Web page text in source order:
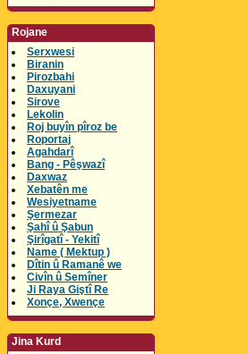
Rojane
Serxwesi
Biranin
Pirozbahi
Daxuyani
Sirove
Lekolin
Roj buyîn pîroz be
Roportaj
Agahdarî
Bang - Pêşwazî
Daxwaz
Xebatên me
Wesiyetname
Şermezar
Şahî û Şabun
Şirîgatî - Yekitî
Name ( Mektup )
Dîtin û Ramanê we
Civîn û Semîner
Ji Raya Giştî Re
Xonçe, Xwençe
Jina Kurd